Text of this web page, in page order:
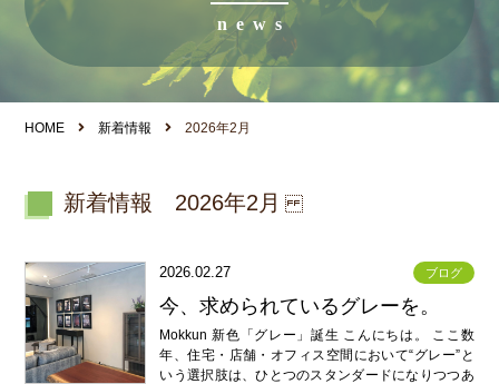
HOME 新着情報 2026年2月
新着情報 2026年2月
2026.02.27 ブログ
今、求められているグレーを。
Mokkun 新色「グレー」誕生 こんにちは。 ここ数
年、住宅・店舗・オフィス空間において“グレー”と
いう選択肢は、ひとつのスタンダードになりつつあ